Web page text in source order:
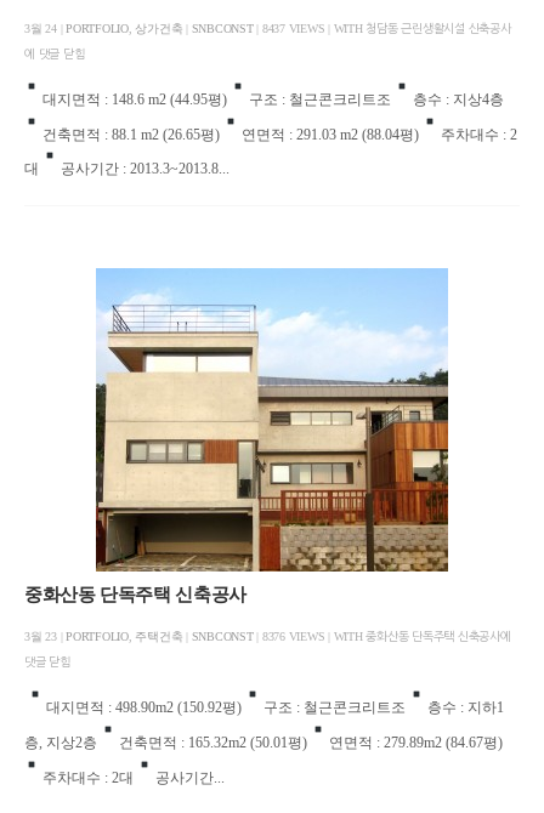
3월 24 | PORTFOLIO, 상가건축 SNBCONST| 8437 VIEWS | WITH 청담동 근린생활시설 신축공사
에 댓글 닫힘
대지면적 : 148.6 m2 (44.95평) 구조 : 철근콘크리트조 층수 : 지상4층
건축면적 : 88.1 m2 (26.65평) 연면적 : 291.03 m2 (88.04평) 주차대수 : 2
대 공사기간 : 2013.3~2013.8...
중화산동 단독주택 신축공사
3월 23 | PORTFOLIO, 주택건축 SNBCONST| 8376 VIEWS | WITH중화산동 단독주택 신축공사에
댓글 닫힘
대지면적 : 498.90m2 (150.92평) 구조 : 철근콘크리트조 층수 : 지하1
층, 지상2층 건축면적 : 165.32m2 (50.01평) 연면적 : 279.89m2 (84.67평)
주차대수 : 2대 공사기간...